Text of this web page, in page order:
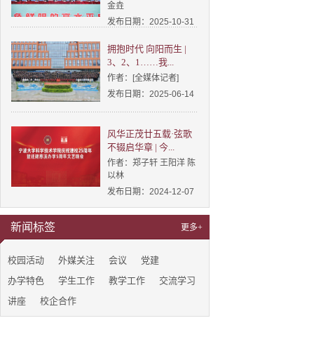
金垚
发布日期：2025-10-31
拥抱时代 向阳而生 |
3、2、1……我...
作者：[全媒体记者]
发布日期：2025-06-14
风华正茂廿五载·弦歌
不辍启华章 | 今...
作者：郑子轩 王阳洋 陈
以林
发布日期：2024-12-07
新闻标签 更多+
校园活动 外媒关注 会议
党建
办学特色
学生工作 教学工作
交流学习
讲座
校企合作